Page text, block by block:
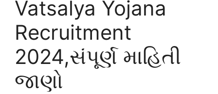
Vatsalya Yojana
Recruitment
2024,સંપૂર્ણ માહિતી
જાણો